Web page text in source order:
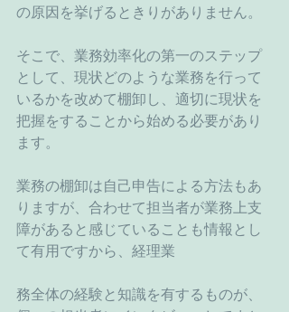
の原因を挙げるときりがありません。
そこで、業務効率化の第一のステップ
として、現状どのような業務を行って
いるかを改めて棚卸し、適切に現状を
把握をすることから始める必要があり
ます。
業務の棚卸は自己申告による方法もあ
りますが、合わせて担当者が業務上支
障があると感じていることも情報とし
て有用ですから、経理業
務全体の経験と知識を有するものが、